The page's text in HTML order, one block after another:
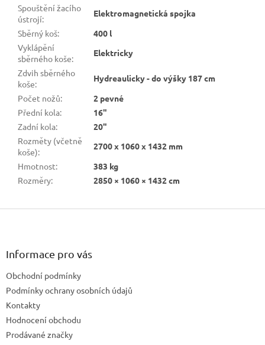
Spouštění žacího
ústrojí:
Elektromagnetická spojka
Sběrný koš:
400 l
Vyklápění
sběrného koše:
Elektricky
Zdvih sběrného
koše:
Hydreaulicky - do výšky 187 cm
Počet nožů:
2 pevné
Přední kola:
16"
Zadní kola:
20"
Rozměty (včetně
koše):
2700 x 1060 x 1432 mm
Hmotnost:
383 kg
Rozměry: 2850 × 1060 × 1432 cm
Z
Informace pro vás
Obchodní podmínky
Podmínky ochrany osobních údajů
Kontakty
Hodnocení obchodu
Prodávané značky